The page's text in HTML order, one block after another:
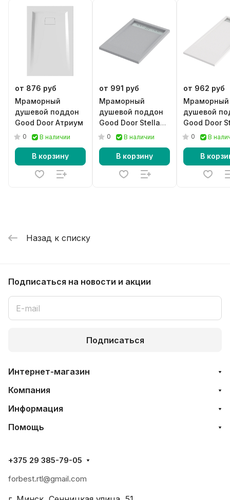
от 876 руб
Мраморный
душевой поддон
Good Door Атриум
0 В наличии
В корзину
от 991 руб
Мраморный
душевой поддон
Good Door Stella
серый
0 В наличии
В корзину
от 962 руб
Мраморный
душевой
Good Door
белый
0 В
В
Назад к списку
Подписаться на новости и акции
Подписаться
Интернет-магазин
Компания
Информация
Помощь
+375 29 385-79-05
forbest.rtl@gmail.com